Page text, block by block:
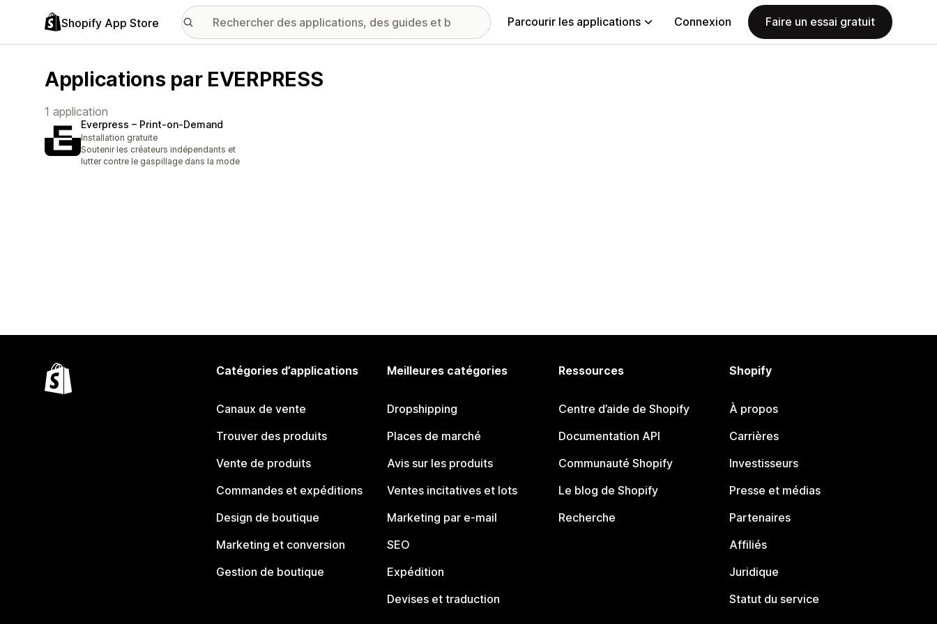
Shopify App Store Parcourir les applications Connexion Faire un essai gratuit
Applications par EVERPRESS
1 application
Everpress – Print‑on‑Demand
Installation gratuite
Soutenir les créateurs indépendants et
lutter contre le gaspillage dans la mode
Catégories d’applications
Canaux de vente
Trouver des produits
Vente de produits
Commandes et expéditions
Design de boutique
Marketing et conversion
Gestion de boutique
Meilleures catégories
Dropshipping
Places de marché
Avis sur les produits
Ventes incitatives et lots
Marketing par e-mail
SEO
Expédition
Devises et traduction
Ressources
Centre d’aide de Shopify
Documentation API
Communauté Shopify
Le blog de Shopify
Recherche
Shopify
À propos
Carrières
Investisseurs
Presse et médias
Partenaires
Affiliés
Juridique
Statut du service